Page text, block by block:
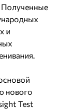
и
нового
Test